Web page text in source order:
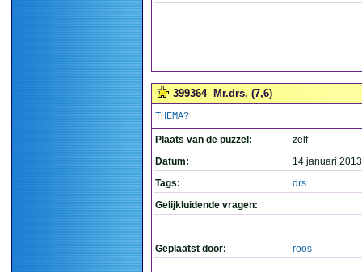
399364 Mr.drs. (7,6)
THEMA?
Plaats van de puzzel:
zelf
Datum:
14 januari
Tags:
drs
Gelijkluidende vragen:
Geplaatst door: roos